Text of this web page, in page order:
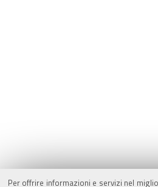
Per offrire informazioni e servizi nel